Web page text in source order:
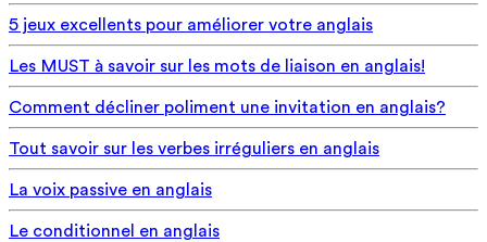
5 jeux excellents pour améliorer votre anglais
Les MUST à savoir sur les mots de liaison en anglais!
Comment décliner poliment une invitation en anglais?
Tout savoir sur les verbes irréguliers en anglais
La voix passive en anglais
Le conditionnel en anglais